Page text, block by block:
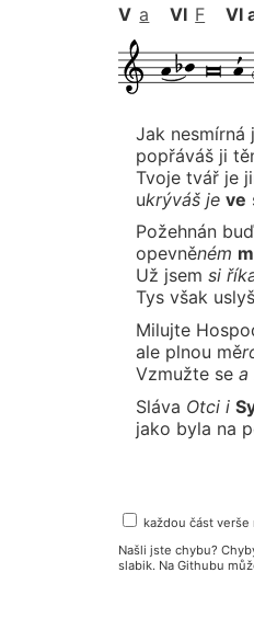
V a VI F VI
Jak
popřáváš ji
Tvoje tvář je
ukrýváš je ve
Požehnán
opevněném
Už jsem si ří
Tys však
Milujte
ale plnou mě
Vzmužte se a
Sláva Otci i
jako byla na
každou část verše
Našli jste chybu?
slabik. Na Githubu